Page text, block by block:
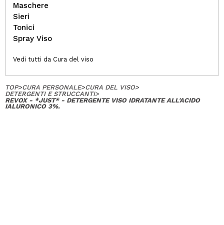
Maschere
Sieri
Tonici
Spray Viso
Vedi tutti da Cura del viso
TOP>CURA PERSONALE>CURA DEL VISO>
DETERGENTI E STRUCCANTI>
REVOX - *JUST* - DETERGENTE VISO IDRATANTE ALL'ACIDO
IALURONICO 3%.